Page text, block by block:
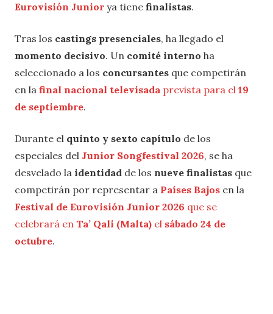
Eurovisión Junior ya tiene finalistas.
Tras los castings presenciales, ha llegado el
momento decisivo. Un comité interno ha
seleccionado a los concursantes que competirán
en la final nacional televisada prevista para el 19
de septiembre.
Durante el quinto y sexto capítulo de los
especiales del Junior Songfestival 2026, se ha
desvelado la identidad de los nueve finalistas que
competirán por representar a Países Bajos en la
Festival de Eurovisión Junior 2026 que se
celebrará en Ta’ Qali (Malta) el sábado 24 de
octubre.